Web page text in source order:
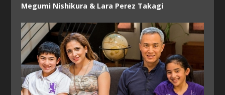
Megumi Nishikura & Lara Perez Takagi